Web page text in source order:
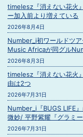
timelesz『消えない花火
ー加入前より増えている
2026年8月4日
Number_i初ワールドツ
Music Africaが同グル
2026年8月3日
timelesz『消えない花火
由は2つ
2026年7月31日
Number_i『BUGS LIFE
微妙/ 平野紫耀『グラミ
2026年7月31日